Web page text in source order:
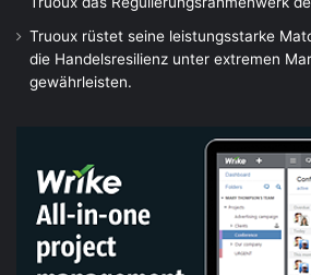
Truoux rüstet seine leistungsstarke
die Handelsresilienz unter extremen
gewährleisten.